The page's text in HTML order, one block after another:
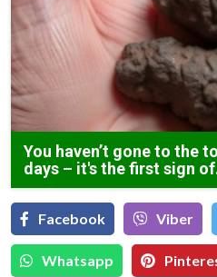
You haven’t gone to the
days – it's the first sign
Facebook Viber
Whatsapp